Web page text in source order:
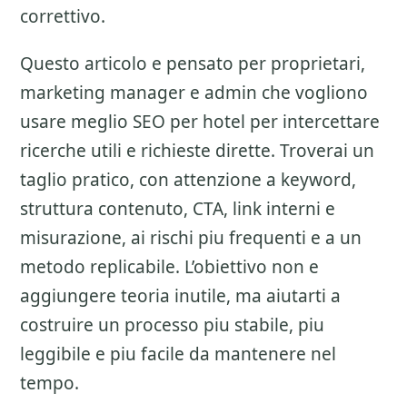
correttivo.
Questo articolo e pensato per proprietari,
marketing manager e admin che vogliono
usare meglio SEO per hotel per intercettare
ricerche utili e richieste dirette. Troverai un
taglio pratico, con attenzione a keyword,
struttura contenuto, CTA, link interni e
misurazione, ai rischi piu frequenti e a un
metodo replicabile. L’obiettivo non e
aggiungere teoria inutile, ma aiutarti a
costruire un processo piu stabile, piu
leggibile e piu facile da mantenere nel
tempo.